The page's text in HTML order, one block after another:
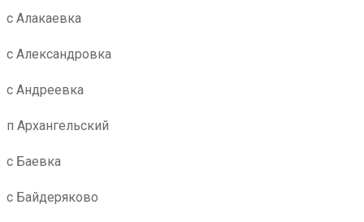
с Алакаевка
с Александровка
с Андреевка
п Архангельский
с Баевка
с Байдеряково